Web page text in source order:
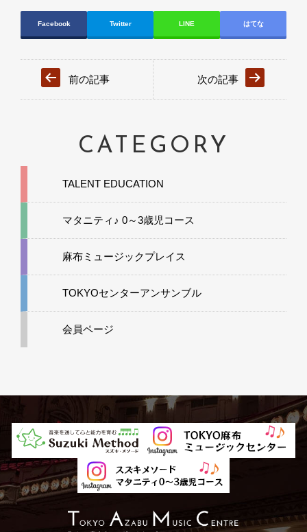
Facebook Twitter LINE はてな
前の記事 次の記事
CATEGORY
TALENT EDUCATION
マタニティ♪ 0～3歳児コース
麻布ミュージックプレイス
TOKYOセンターアンサンブル
会員ページ